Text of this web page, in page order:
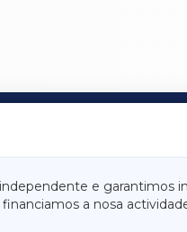
e garantimos
financiamos a nosa